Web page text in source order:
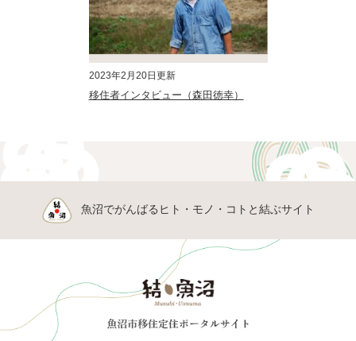
2023年2月20日更新
移住者インタビュー（森田徳幸）
魚沼でがんばるヒト・モノ・コトと結ぶサイト